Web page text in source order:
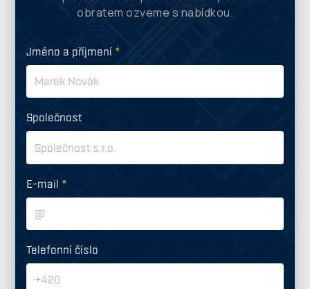
obratem ozveme s nabídkou.
Jméno a příjmení *
Společnost
E-mail *
Telefonní číslo